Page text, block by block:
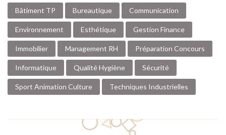
Bâtiment TP Bureautique Communication
Environnement Esthétique Gestion Finance
Immobilier Management RH Préparation Concours
Informatique Qualité Hygiène Sécurité
Sport Animation Culture Techniques Industrielles